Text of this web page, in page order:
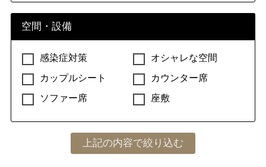
空間・設備
感染症対策
オシャレな空間
カップルシート
カウンター席
ソファー席
座敷